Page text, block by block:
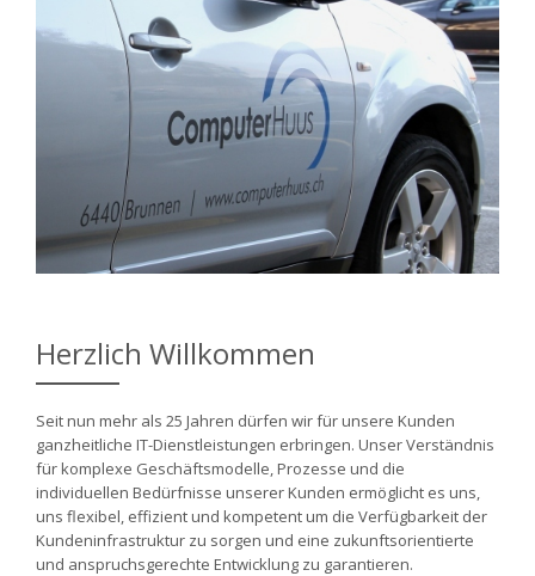
Herzlich Willkommen
Seit nun mehr als 25 Jahren dürfen wir für unsere Kunden
ganzheitliche IT-Dienstleistungen erbringen. Unser Verständnis
für komplexe Geschäftsmodelle, Prozesse und die
individuellen Bedürfnisse unserer Kunden ermöglicht es uns,
uns flexibel, effizient und kompetent um die Verfügbarkeit der
Kundeninfrastruktur zu sorgen und eine zukunftsorientierte
und anspruchsgerechte Entwicklung zu garantieren.